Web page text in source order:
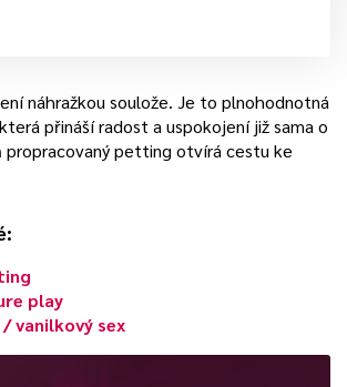
náhražkou soulože. Je to plnohodnotná
přináší radost a uspokojení již sama o
propracovaný petting otvírá cestu ke
play
vanilkový sex